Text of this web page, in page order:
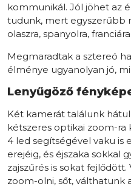
kommunikál. Jól jöhet az
tudunk, mert
olaszra, spanyolra,
Megmaradtak a sztereó
élménye ugyanolyan jó,
Lenyűgöző
Két kamerát találunk
kétszeres optikai zoom-
4 led segítségével vaku is
erejéig, és éjszaka sokkal
zajszűrés is sokat
zoom-olni, sőt, válthatunk